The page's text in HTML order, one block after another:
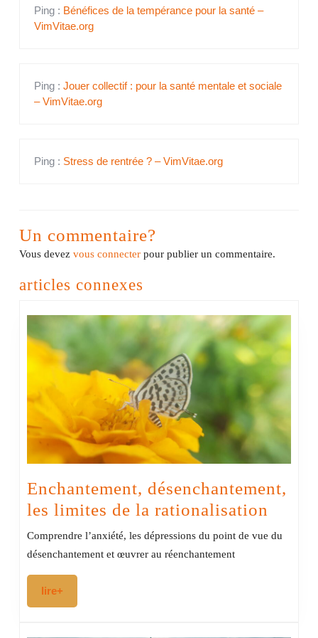
Ping : Bénéfices de la tempérance pour la santé –
VimVitae.org
Ping : Jouer collectif : pour la santé mentale et sociale
– VimVitae.org
Ping : Stress de rentrée ? – VimVitae.org
Un commentaire?
Vous devez vous connecter pour publier un commentaire.
articles connexes
Enchantement, désenchantement,
les limites de la rationalisation
Comprendre l’anxiété, les dépressions du point de vue du
désenchantement et œuvrer au réenchantement
lire+